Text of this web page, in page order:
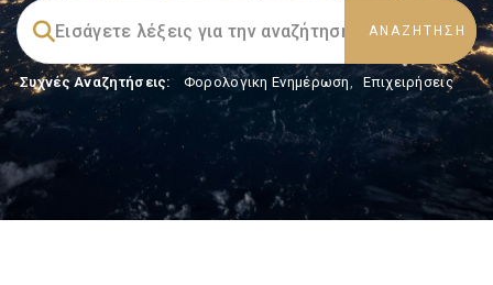
Συχνές Αναζητήσεις: Φορολογικη Ενημέρωση, Επιχειρήσεις